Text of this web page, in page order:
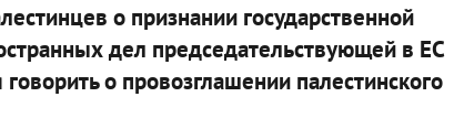
о признании государственной
дел председательствующей в ЕС
о провозглашении палестинского